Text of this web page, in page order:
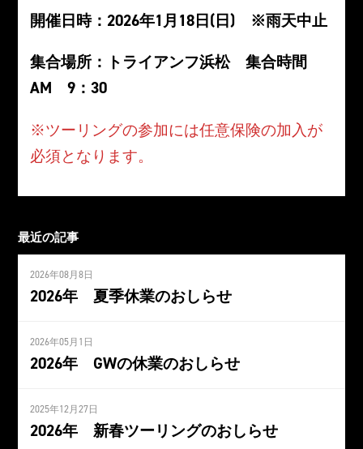
開催日時：2026年1月18日(日) ※雨天中止
集合場所：トライアンフ浜松 集合時間
AM 9：30
※ツーリングの参加には任意保険の加入が
必須となります。
最近の記事
2026年08月8日
2026年 夏季休業のおしらせ
2026年05月1日
2026年 GWの休業のおしらせ
2025年12月27日
2026年 新春ツーリングのおしらせ